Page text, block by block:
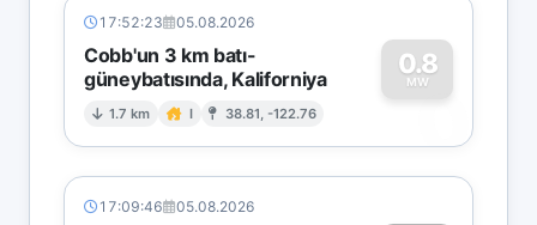
17:52:23 05.08.2026
Cobb'un 3 km batı-
güneybatısında, Kaliforniya
1.7 km I 38.81, -122.76
0.8
MW
0
17:09:46 05.08.2026